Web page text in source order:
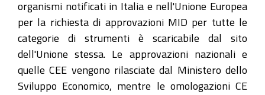
organismi notificati in Italia e nell'Unione Europea
per la richiesta di approvazioni MID per tutte le
categorie di strumenti è scaricabile dal sito
dell'Unione stessa. Le approvazioni nazionali e
quelle CEE vengono rilasciate dal Ministero dello
Sviluppo Economico, mentre le omologazioni CE